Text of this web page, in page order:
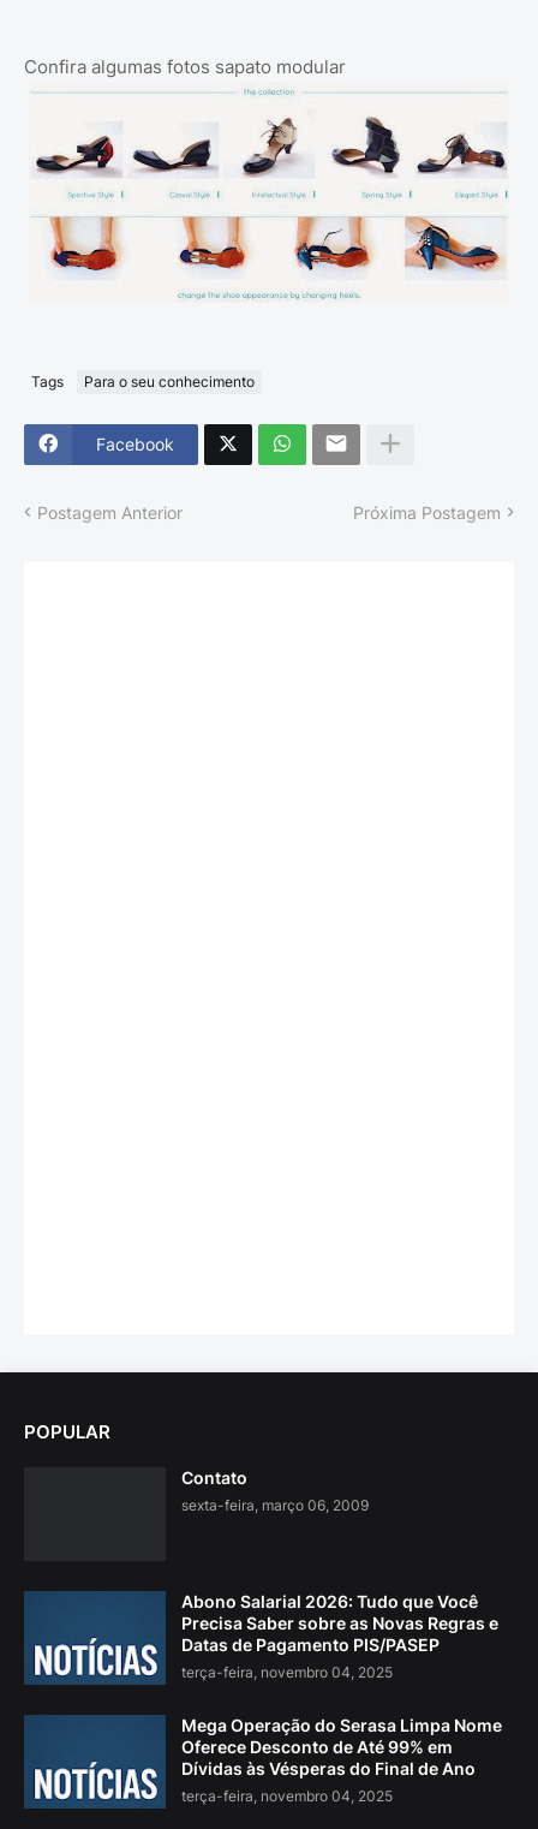
Confira algumas fotos sapato modular
Tags Para o seu conhecimento
Facebook
Postagem Anterior Próxima Postagem
POPULAR
Contato
sexta-feira, março 06, 2009
Abono Salarial 2026: Tudo que Você
Precisa Saber sobre as Novas Regras e
Datas de Pagamento PIS/PASEP
terça-feira, novembro 04, 2025
Mega Operação do Serasa Limpa Nome
Oferece Desconto de Até 99% em
Dívidas às Vésperas do Final de Ano
terça-feira, novembro 04, 2025